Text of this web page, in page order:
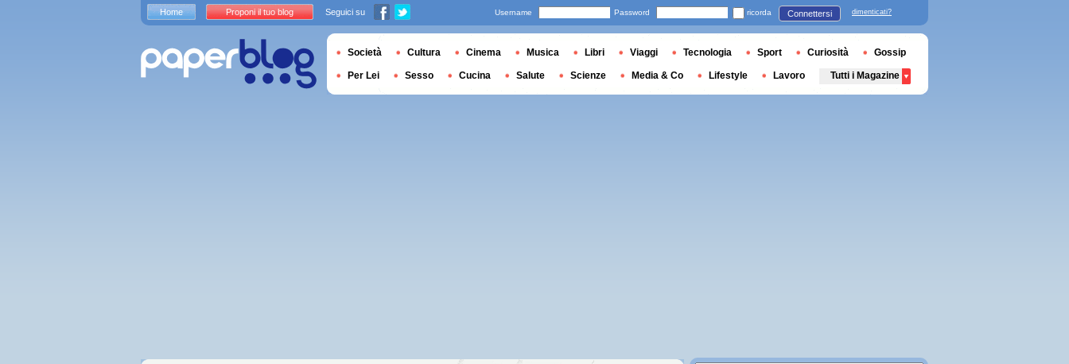
Home Proponi il tuo blog Seguici su Username Password ricorda Connettersi dimenticati?
Società Cultura Cinema Musica Libri Viaggi Tecnologia Sport Curiosità Gossip
Per Lei Sesso Cucina Salute Scienze Media & Co Lifestyle Lavoro Tutti i Magazine